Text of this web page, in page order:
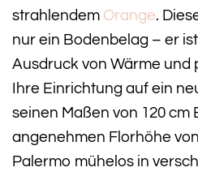
strahlendem Orange.
nur ein Bodenbelag – er
Ausdruck von Wärme und
Ihre Einrichtung auf ein
seinen Maßen von 120 cm
angenehmen Florhöhe
Palermo mühelos in